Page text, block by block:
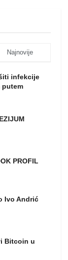
Najnovije
infekcije
putem
PROFIL
Ivo Andrić
Bitcoin u